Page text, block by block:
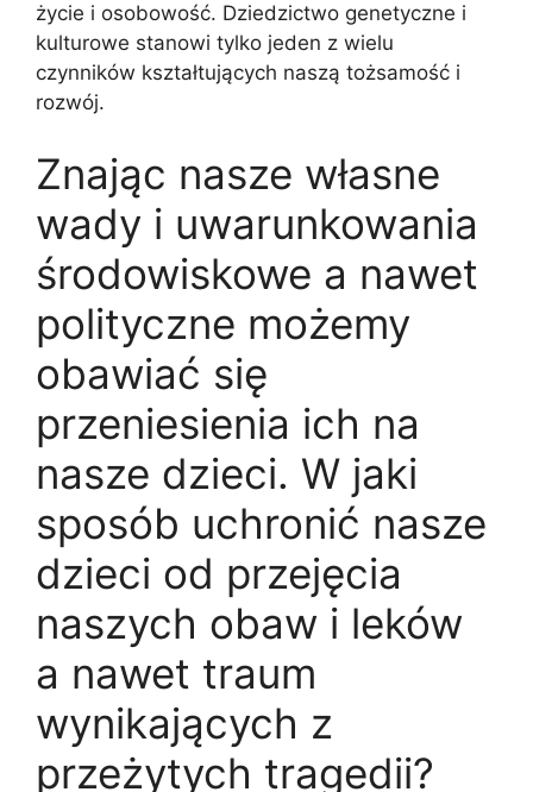
życie i osobowość. Dziedzictwo genetyczne i
kulturowe stanowi tylko jeden z wielu
czynników kształtujących naszą tożsamość i
rozwój.
Znając nasze własne
wady i uwarunkowania
środowiskowe a nawet
polityczne możemy
obawiać się
przeniesienia ich na
nasze dzieci. W jaki
sposób uchronić nasze
dzieci od przejęcia
naszych obaw i leków
a nawet traum
wynikających z
przeżytych tragedii?